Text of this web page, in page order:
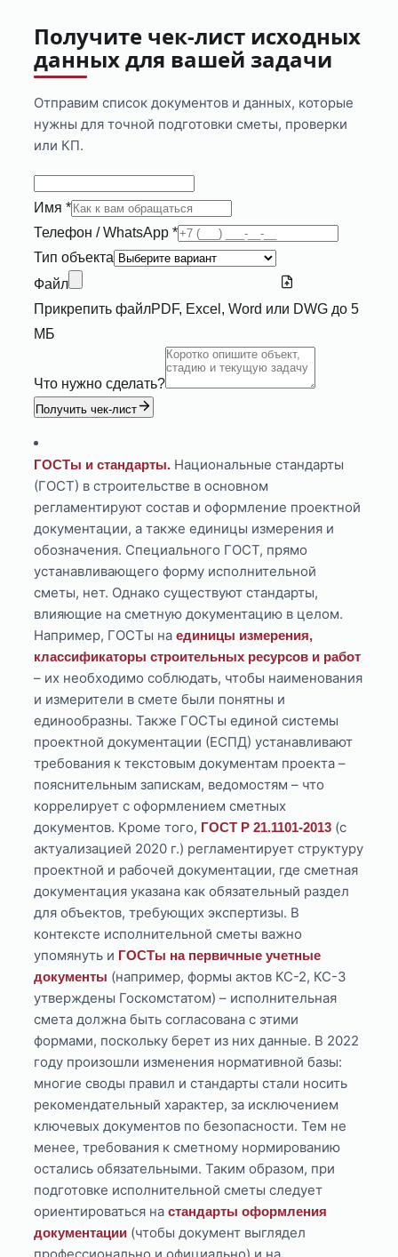
Получите чек-лист исходных
данных для вашей задачи
Отправим список документов и данных, которые
нужны для точной подготовки сметы, проверки
или КП.
Имя *
Телефон / WhatsApp *
Тип объекта
Файл
Прикрепить файлPDF, Excel, Word или DWG до 5
МБ
Что нужно сделать?
Получить чек-лист
ГОСТы и стандарты. Национальные стандарты
(ГОСТ) в строительстве в основном
регламентируют состав и оформление проектной
документации, а также единицы измерения и
обозначения. Специального ГОСТ, прямо
устанавливающего форму исполнительной
сметы, нет. Однако существуют стандарты,
влияющие на сметную документацию в целом.
Например, ГОСТы наединицы измерения,
классификаторы строительных ресурсов и работ
– их необходимо соблюдать, чтобы наименования
и измерители в смете были понятны и
единообразны. Также ГОСТы единой системы
проектной документации (ЕСПД) устанавливают
требования к текстовым документам проекта –
пояснительным запискам, ведомостям – что
коррелирует с оформлением сметных
документов. Кроме того, ГОСТ Р 21.1101-2013 (с
актуализацией 2020 г.) регламентирует структуру
проектной и рабочей документации, где сметная
документация указана как обязательный раздел
для объектов, требующих экспертизы. В
контексте исполнительной сметы важно
упомянуть и ГОСТы на первичные учетные
документы (например, формы актов КС-2, КС-3
утверждены Госкомстатом) – исполнительная
смета должна быть согласована с этими
формами, поскольку берет из них данные. В 2022
году произошли изменения нормативной базы:
многие своды правил и стандарты стали носить
рекомендательный характер, за исключением
ключевых документов по безопасности. Тем не
менее, требования к сметному нормированию
остались обязательными. Таким образом, при
подготовке исполнительной сметы следует
ориентироваться настандарты оформления
документации (чтобы документ выглядел